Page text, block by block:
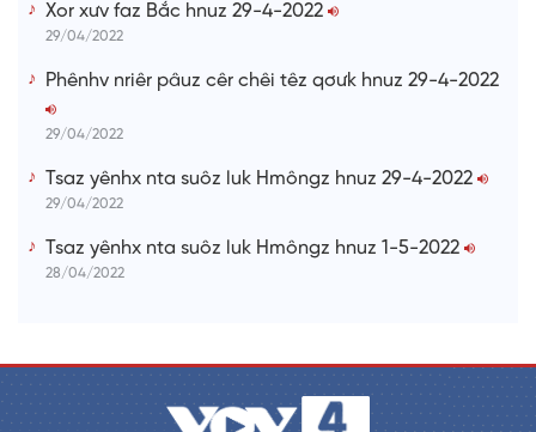
Xor xưv faz Bắc hnuz 29-4-2022
29/04/2022
Phênhv nriêr pâuz cêr chêi têz qơưk hnuz 29-4-2022
29/04/2022
Tsaz yênhx nta suôz luk Hmôngz hnuz 29-4-2022
29/04/2022
Tsaz yênhx nta suôz luk Hmôngz hnuz 1-5-2022
28/04/2022